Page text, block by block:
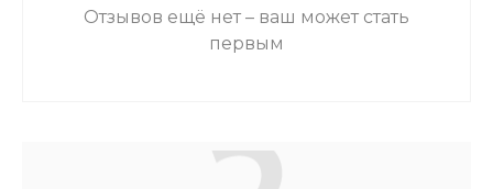
Отзывов ещё нет – ваш может стать
первым